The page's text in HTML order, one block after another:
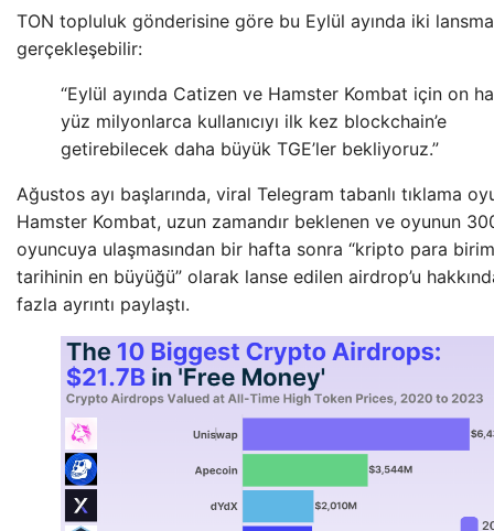
TON topluluk gönderisine göre bu Eylül ayında iki
gerçekleşebilir:
“Eylül ayında Catizen ve Hamster Kombat için on
yüz milyonlarca kullanıcıyı ilk kez blockchain’e
getirebilecek daha büyük TGE’ler bekliyoruz.”
Ağustos ayı başlarında, viral Telegram tabanlı tıklama
Hamster Kombat, uzun zamandır beklenen ve oyunun
oyuncuya ulaşmasından bir hafta sonra “kripto para
tarihinin en büyüğü” olarak lanse edilen airdrop’u
fazla ayrıntı paylaştı.